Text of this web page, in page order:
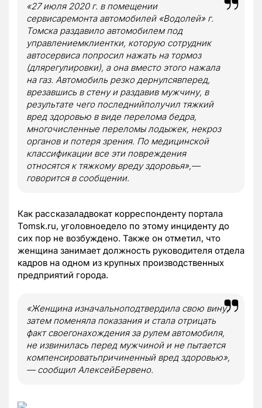
«27 июля 2020 г. в помещении
сервисаремонта автомобилей «Водолей» г.
Томска раздавило автомобилем под
управлениемклиентки, которую сотрудник
автосервиса попросил нажать на тормоз
(длярегулировки), а она вместо этого нажала
на газ. Автомобиль резко дернулсявперед,
врезавшись в стену и раздавив мужчину, в
результате чего последнийполучил тяжкий
вред здоровью в виде перелома бедра,
многочисленные переломы лодыжек, некроз
органов и потеря зрения. По медицинской
классификации все эти повреждения
относятся к тяжкому вреду здоровья»,—
говорится в сообщении.
Как рассказаладвокат корреспонденту портала
Tomsk.ru, уголовноедело по этому инциденту до
сих пор не возбуждено. Также он отметил, что
женщина занимает должность руководителя отдела
кадров на одном из крупных производственных
предприятий города.
«Женщина изначальноподтвердила свою вину,
затем поменяла показания и стала отрицать
факт своегонахождения за рулем автомобиля,
не извинилась перед мужчиной и не пытается
компенсироватьпричиненный вред здоровью»,
— сообщил АлексейБервено.